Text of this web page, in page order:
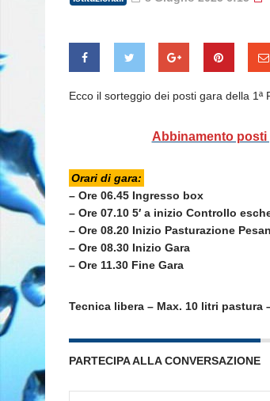
Ecco il sorteggio dei posti gara della
Abbinamento posti
Orari di gara:
– Ore 06.45 Ingresso box
– Ore 07.10 5′ a inizio Controllo
– Ore 08.20 Inizio Pasturazione
– Ore 08.30 Inizio Gara
– Ore 11.30 Fine Gara
Tecnica libera – Max. 10 litri pastura
PARTECIPA ALLA CONVERSAZIONE